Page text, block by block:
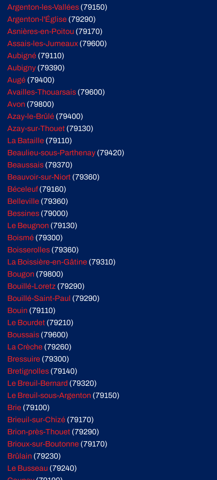
Argenton-les-Vallées (79150)
Argenton-l'Église (79290)
Asnières-en-Poitou (79170)
Assais-les-Jumeaux (79600)
Aubigné (79110)
Aubigny (79390)
Augé (79400)
Availles-Thouarsais (79600)
Avon (79800)
Azay-le-Brûlé (79400)
Azay-sur-Thouet (79130)
La Bataille (79110)
Beaulieu-sous-Parthenay (79420)
Beaussais (79370)
Beauvoir-sur-Niort (79360)
Béceleuf(79160)
Belleville (79360)
Bessines (79000)
Le Beugnon (79130)
Boismé (79300)
Boisserolles (79360)
La Boissière-en-Gâtine (79310)
Bougon (79800)
Bouillé-Loretz (79290)
Bouillé-Saint-Paul (79290)
Bouin (79110)
Le Bourdet (79210)
Boussais (79600)
La Crèche (79260)
Bressuire (79300)
Bretignolles (79140)
Le Breuil-Bernard (79320)
Le Breuil-sous-Argenton (79150)
Brie (79100)
Brieuil-sur-Chizé (79170)
Brion-près-Thouet (79290)
Brioux-sur-Boutonne (79170)
Brûlain (79230)
Le Busseau (79240)